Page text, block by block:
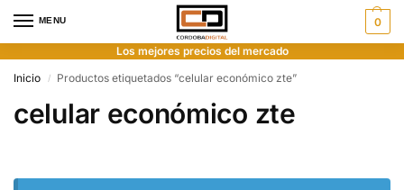
MENU 0
Los mejores precios del mercado
Inicio
/ Productos etiquetados “celular económico zte”
celular económico zte